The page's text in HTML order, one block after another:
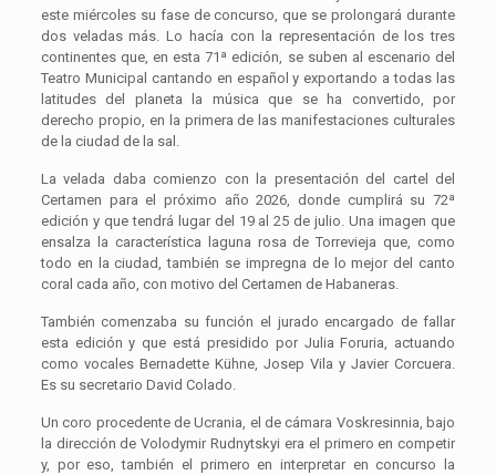
este miércoles su fase de concurso, que se prolongará durante
dos veladas más. Lo hacía con la representación de los tres
continentes que, en esta 71ª edición, se suben al escenario del
Teatro Municipal cantando en español y exportando a todas las
latitudes del planeta la música que se ha convertido, por
derecho propio, en la primera de las manifestaciones culturales
de la ciudad de la sal.
La velada daba comienzo con la presentación del cartel del
Certamen para el próximo año 2026, donde cumplirá su 72ª
edición y que tendrá lugar del 19 al 25 de julio. Una imagen que
ensalza la característica laguna rosa de Torrevieja que, como
todo en la ciudad, también se impregna de lo mejor del canto
coral cada año, con motivo del Certamen de Habaneras.
También comenzaba su función el jurado encargado de fallar
esta edición y que está presidido por Julia Foruria, actuando
como vocales Bernadette Kühne, Josep Vila y Javier Corcuera.
Es su secretario David Colado.
Un coro procedente de Ucrania, el de cámara Voskresinnia, bajo
la dirección de Volodymir Rudnytskyi era el primero en competir
y, por eso, también el primero en interpretar en concurso la